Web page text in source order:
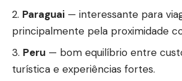
Paraguai — interessante para
principalmente pela proximidade
Peru — bom equilíbrio entre
turística e experiências fortes.